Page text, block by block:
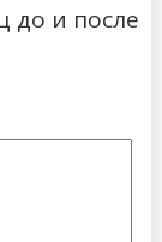
до и после